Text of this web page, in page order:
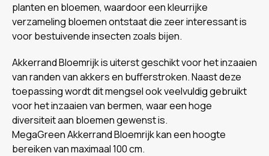
planten en bloemen, waardoor een kleurrijke
verzameling bloemen ontstaat die zeer interessant is
voor bestuivende insecten zoals bijen.
Akkerrand Bloemrijk is uiterst geschikt voor het inzaaien
van randen van akkers en bufferstroken. Naast deze
toepassing wordt dit mengsel ook veelvuldig gebruikt
voor het inzaaien van bermen, waar een hoge
diversiteit aan bloemen gewenst is.
MegaGreen Akkerrand Bloemrijk kan een hoogte
bereiken van maximaal 100 cm.